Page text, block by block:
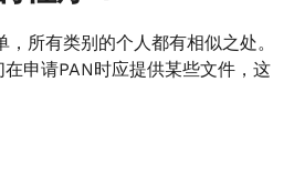
所有类别的个人都有相似之处。
申请PAN时应提供某些文件，这